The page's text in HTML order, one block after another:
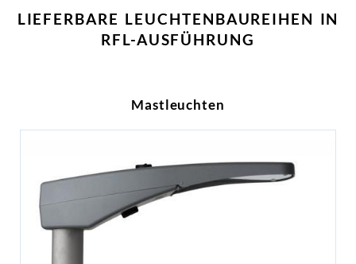
LIEFERBARE LEUCHTENBAUREIHEN IN
RFL-AUSFÜHRUNG
Mastleuchten